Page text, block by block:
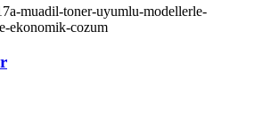
muadil-toner-uyumlu-modellerle-
ekonomik-cozum